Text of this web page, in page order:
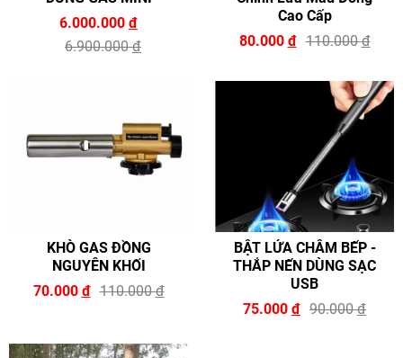
6.000.000 đ
6.900.000đ
Cao Cấp
80.000 đ 110.000đ
KHÒ GAS ĐỒNG
NGUYÊN KHỐI
70.000 đ 110.000đ
BẬT LỬA CHÂM BẾP -
THẮP NẾN DÙNG SẠC
USB
75.000 đ 90.000đ